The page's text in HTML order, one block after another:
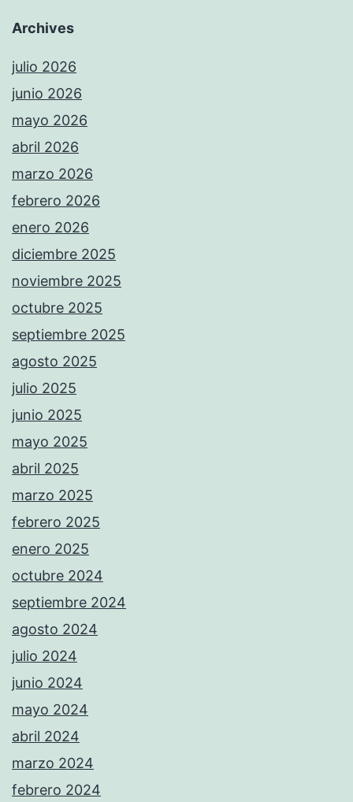
Archives
julio 2026
junio 2026
mayo 2026
abril 2026
marzo 2026
febrero 2026
enero 2026
diciembre 2025
noviembre 2025
octubre 2025
septiembre 2025
agosto 2025
julio 2025
junio 2025
mayo 2025
abril 2025
marzo 2025
febrero 2025
enero 2025
octubre 2024
septiembre 2024
agosto 2024
julio 2024
junio 2024
mayo 2024
abril 2024
marzo 2024
febrero 2024